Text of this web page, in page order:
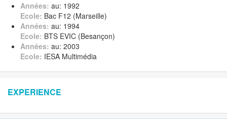
Années: au: 1992
Ecole: Bac F12 (Marseille)
Années: au: 1994
Ecole: BTS EVIC (Besançon)
Années: au: 2003
Ecole: IESA Multimédia
EXPERIENCE